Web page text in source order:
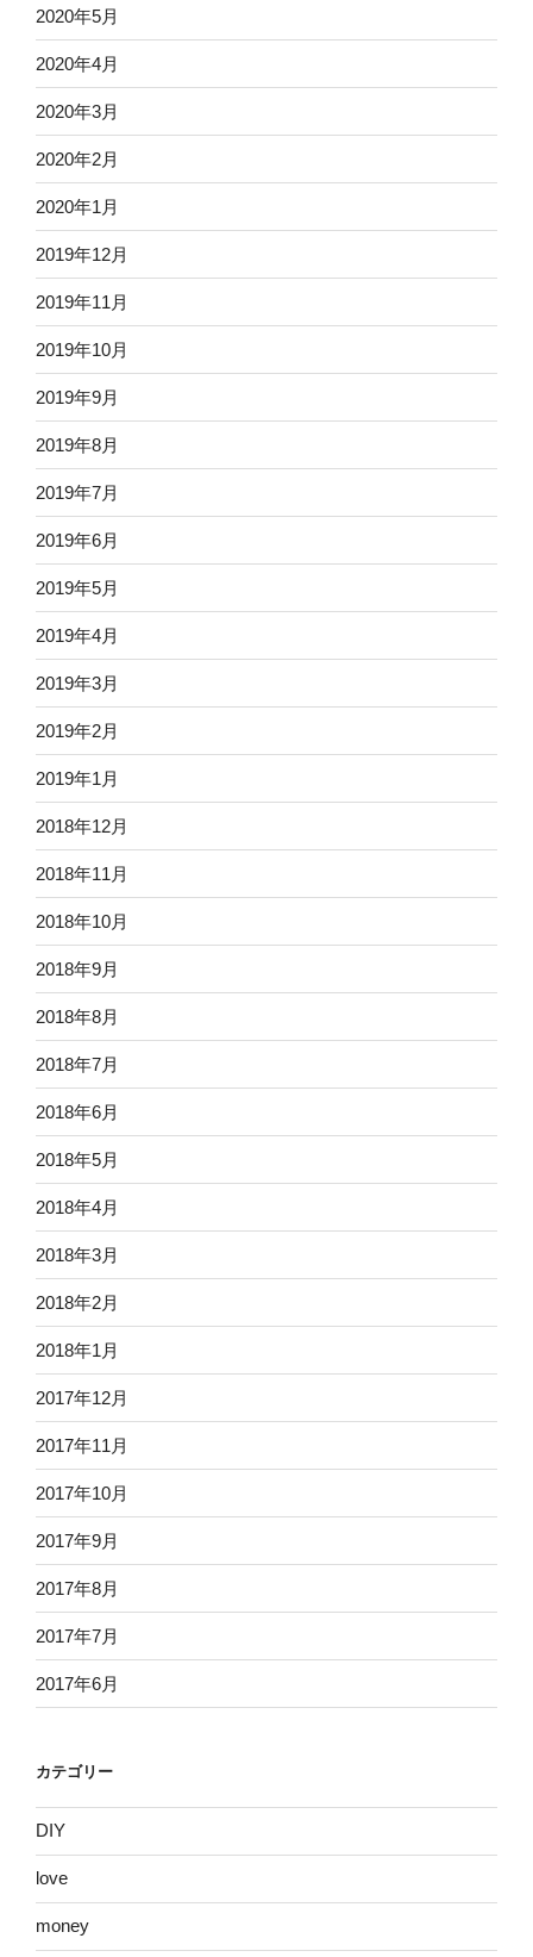
2020年5月
2020年4月
2020年3月
2020年2月
2020年1月
2019年12月
2019年11月
2019年10月
2019年9月
2019年8月
2019年7月
2019年6月
2019年5月
2019年4月
2019年3月
2019年2月
2019年1月
2018年12月
2018年11月
2018年10月
2018年9月
2018年8月
2018年7月
2018年6月
2018年5月
2018年4月
2018年3月
2018年2月
2018年1月
2017年12月
2017年11月
2017年10月
2017年9月
2017年8月
2017年7月
2017年6月
カテゴリー
DIY
love
money